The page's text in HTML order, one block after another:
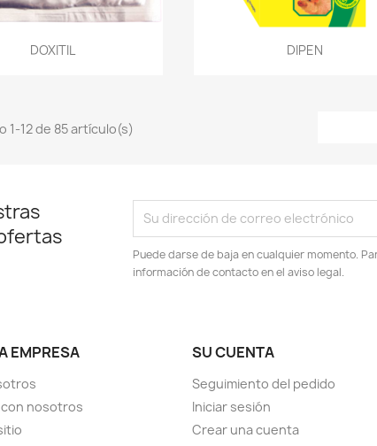
Vista rápida
DOXITIL Vista rápida
DIPEN
1-12 de 85 artículo(s)
Puede darse de baja en cualquier momento.
información de contacto en el aviso legal.
EMPRESA
nosotros
SU CUENTA
Seguimiento del pedido
Iniciar sesión
Crear una cuenta